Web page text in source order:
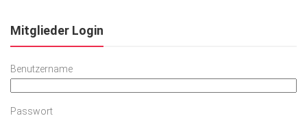
Mitglieder Login
Benutzername
Passwort